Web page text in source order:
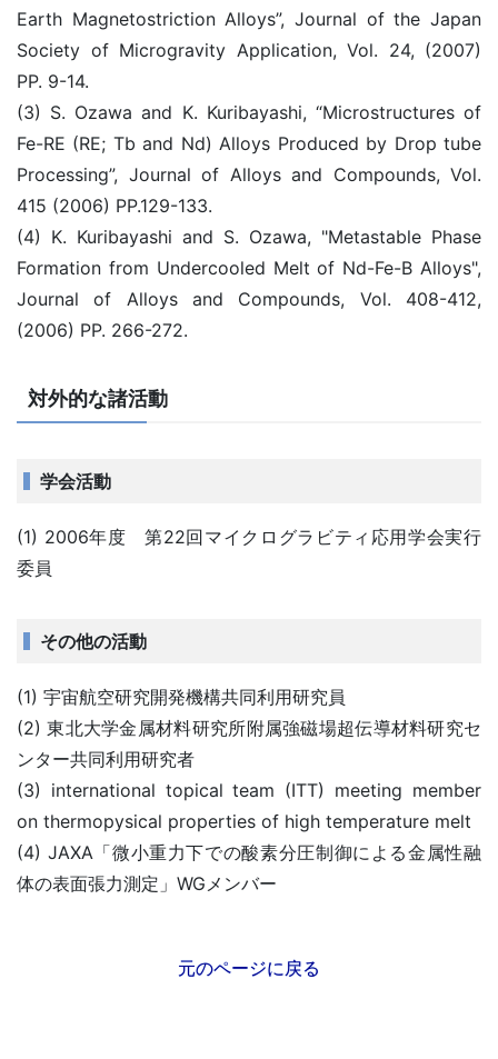
Earth Magnetostriction Alloys”, Journal of the Japan
Society of Microgravity Application, Vol. 24, (2007)
PP. 9-14.
(3) S. Ozawa and K. Kuribayashi, “Microstructures of
Fe-RE (RE; Tb and Nd) Alloys Produced by Drop tube
Processing”, Journal of Alloys and Compounds, Vol.
415 (2006) PP.129-133.
(4) K. Kuribayashi and S. Ozawa, "Metastable Phase
Formation from Undercooled Melt of Nd-Fe-B Alloys",
Journal of Alloys and Compounds, Vol. 408-412,
(2006) PP. 266-272.
対外的な諸活動
学会活動
(1) 2006年度 第22回マイクログラビティ応用学会実行
委員
その他の活動
(1) 宇宙航空研究開発機構共同利用研究員
(2) 東北大学金属材料研究所附属強磁場超伝導材料研究セ
ンター共同利用研究者
(3) international topical team (ITT) meeting member
on thermopysical properties of high temperature melt
(4) JAXA「微小重力下での酸素分圧制御による金属性融
体の表面張力測定」WGメンバー
元のページに戻る